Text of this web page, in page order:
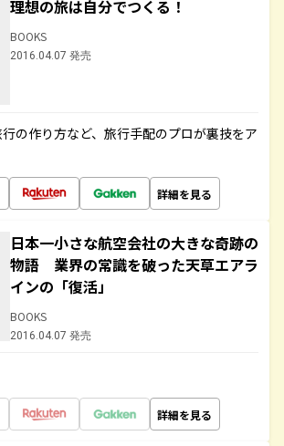
理想の旅は自分でつくる！
BOOKS
2016.04.07 発売
の作り方など、旅行手配のプロが裏技をア
詳細を見る
日本一小さな航空会社の大きな奇跡の
物語 業界の常識を破った天草エアラ
インの「復活」
BOOKS
2016.04.07 発売
詳細を見る